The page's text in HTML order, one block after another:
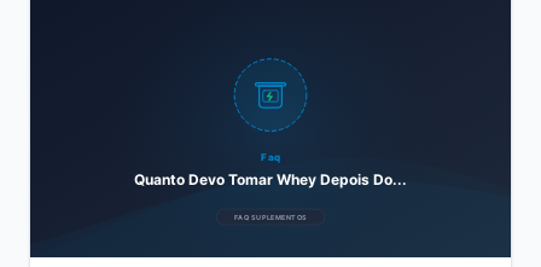
Faq
Quanto Devo Tomar Whey Depois Do...
FAQ SUPLEMENTOS